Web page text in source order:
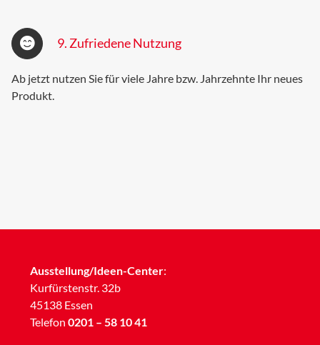
9. Zufriedene Nutzung
Ab jetzt nutzen Sie für viele Jahre bzw. Jahrzehnte Ihr neues
Produkt.
Ausstellung/Ideen-Center:
Kurfürstenstr. 32b
45138 Essen
Telefon 0201 – 58 10 41